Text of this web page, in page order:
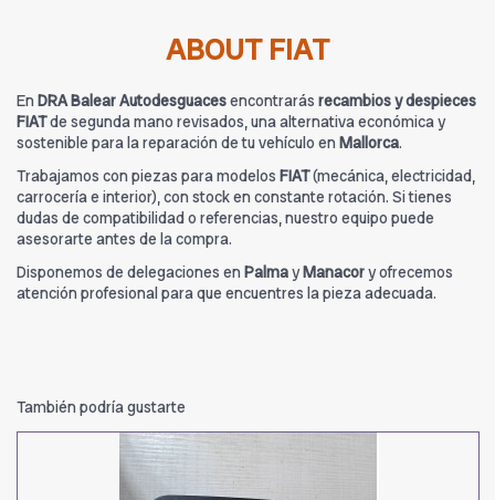
ABOUT FIAT
En DRA Balear Autodesguacesencontrarás recambios y despieces
FIATde segunda mano revisados, una alternativa económica y
sostenible para la reparación de tu vehículo en Mallorca.
Trabajamos con piezas para modelos FIAT(mecánica, electricidad,
carrocería e interior), con stock en constante rotación. Si tienes
dudas de compatibilidad o referencias, nuestro equipo puede
asesorarte antes de la compra.
Disponemos de delegaciones en PalmayManacory ofrecemos
atención profesional para que encuentres la pieza adecuada.
También podría gustarte